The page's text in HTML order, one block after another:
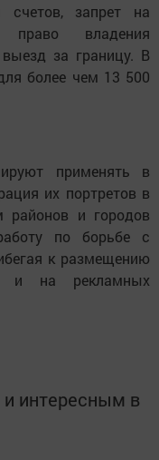
запрет на
владения
за границу. В
более чем 13 500
применять в
их портретов в
районов и городов
по борьбе с
к размещению
и на рекламных
интересным в